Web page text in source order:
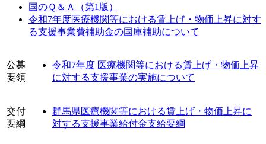
国のＱ＆Ａ（第1版）
令和7年度医療機関等における賃上げ・物価上昇に対す
る支援事業費補助金の国庫補助について
公募
要領
令和7年度 医療機関等における賃上げ・物価上昇
に対する支援事業の実施について
交付
要綱
群馬県医療機関等における賃上げ・物価上昇に
対する支援事業給付金支給要綱